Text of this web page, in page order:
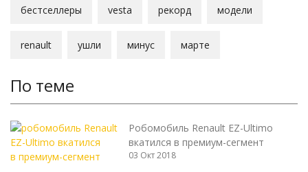
бестселлеры vesta рекорд модели
renault ушли минус марте
По теме
Робомобиль Renault EZ-Ultimo
вкатился в премиум-сегмент
03 Окт 2018